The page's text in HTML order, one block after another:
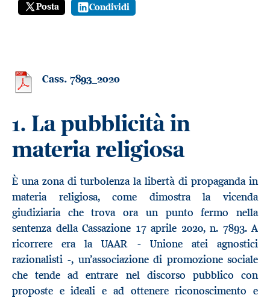
Posta Condividi
Cass. 7893_2020
1. La pubblicità in
materia religiosa
È una zona di turbolenza la libertà di propaganda in
materia religiosa, come dimostra la vicenda
giudiziaria che trova ora un punto fermo nella
sentenza della Cassazione 17 aprile 2020, n. 7893. A
ricorrere era la UAAR - Unione atei agnostici
razionalisti -, un’associazione di promozione sociale
che tende ad entrare nel discorso pubblico con
proposte e ideali e ad ottenere riconoscimento e